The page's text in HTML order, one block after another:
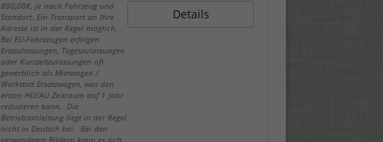
890,00€, je nach Fahrzeug und
Standort. Ein Transport an Ihre
Adresse ist in der Regel möglich.
Bei EU-Fahrzeugen erfolgen
Erstzulassungen, Tageszulassungen
oder Kurzzeitzulassungen oft
gewerblich als Mietwagen /
Werkstatt Ersatzwagen, was den
ersten HU/AU Zeitraum auf 1 Jahr
reduzieren kann. Die
Betriebsanleitung liegt in der Regel
nicht in Deutsch bei. Bei den
verwendeten Bildern kann es sich
Details